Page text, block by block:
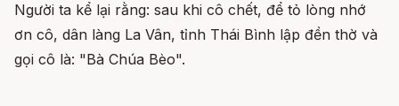
Người ta kể lại rằng: sau khi cô chết, để tỏ lòng nhớ
ơn cô, dân làng La Vân, tỉnh Thái Bình lập đền thờ và
gọi cô là: "Bà Chúa Bèo".